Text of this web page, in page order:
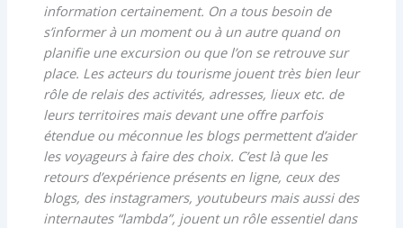
information certainement. On a tous besoin de
s’informer à un moment ou à un autre quand on
planifie une excursion ou que l’on se retrouve sur
place. Les acteurs du tourisme jouent très bien leur
rôle de relais des activités, adresses, lieux etc. de
leurs territoires mais devant une offre parfois
étendue ou méconnue les blogs permettent d’aider
les voyageurs à faire des choix. C’est là que les
retours d’expérience présents en ligne, ceux des
blogs, des instagramers, youtubeurs mais aussi des
internautes “lambda”, jouent un rôle essentiel dans